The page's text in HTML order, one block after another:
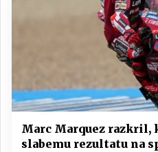
Marc Marquez razkril,
slabemu rezultatu na